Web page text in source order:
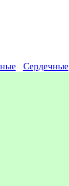
Сердечные